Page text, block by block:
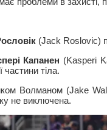
(Jack Roslovic)
Капанен (Kasperi
частини тіла.
Волманом (Jake
не виключена.